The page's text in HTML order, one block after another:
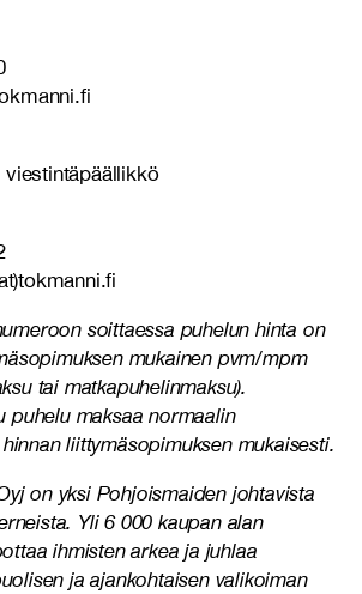
soittaessa puhelun hinta on
mukainen pvm/mpm
tai matkapuhelinmaksu).
puhelu maksaa normaalin
liittymäsopimuksen mukaisesti.
on yksi Pohjoismaiden johtavista
Yli 6 000 kaupan alan
ihmisten arkea ja juhlaa
ja ajankohtaisen valikoiman